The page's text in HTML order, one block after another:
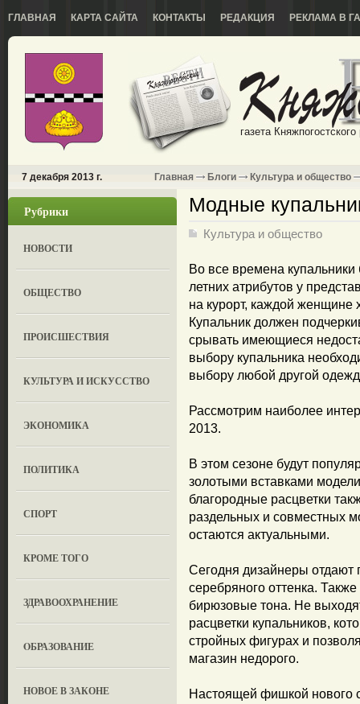
ГЛАВНАЯ КАРТА САЙТА КОНТАКТЫ РЕДАКЦИЯ РЕКЛАМА В
газета
7 декабря 2013 г. Главная Блоги Культура и общество
Рубрики
НОВОСТИ
ОБЩЕСТВО
ПРОИСШЕСТВИЯ
КУЛЬТУРА И ИСКУССТВО
ЭКОНОМИКА
ПОЛИТИКА
СПОРТ
КРОМЕ ТОГО
ЗДРАВООХРАНЕНИЕ
OБРАЗОВАНИЕ
НОВОЕ В ЗАКОНЕ
Модные
Культура и общество
Во все времена
летних атрибутов у
на курорт, каждой женщине
Купальник должен
срывать имеющиеся
выбору купальника
выбору любой другой
Рассмотрим наиболее
2013.
В этом сезоне будут
золотыми вставками
благородные расцветки
раздельных и совместных
остаются актуальными.
Сегодня дизайнеры отдают
серебряного оттенка.
бирюзовые тона. Не
расцветки купальников,
стройных фигурах и
магазин недорого.
Настоящей фишкой нового